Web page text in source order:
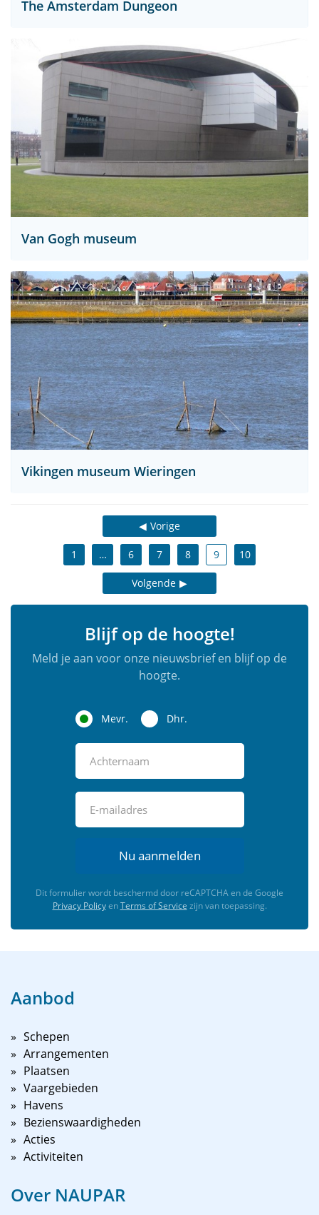
The Amsterdam Dungeon
Van Gogh museum
Vikingen museum Wieringen
Vorige
1 … 6 7 8 9 10
Volgende
Blijf op de hoogte!
Meld je aan voor onze nieuwsbrief en blijf op de
hoogte.
Mevr. Dhr.
Nu aanmelden
Dit formulier wordt beschermd door reCAPTCHA en de Google
Privacy PolicyenTerms of Service zijn van toepassing.
Aanbod
Schepen
Arrangementen
Plaatsen
Vaargebieden
Havens
Bezienswaardigheden
Acties
Activiteiten
Over NAUPAR